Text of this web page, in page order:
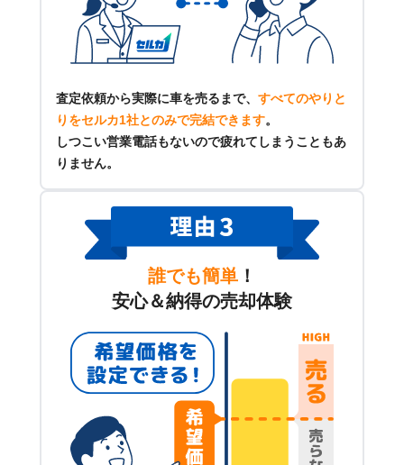
査定依頼から実際に車を売るまで、 すべてのやりと
りをセルカ1社とのみで完結できます。
しつこい営業電話もないので疲れてしまうこともあ
りません。
誰でも簡単 ！
安心＆納得の売却体験